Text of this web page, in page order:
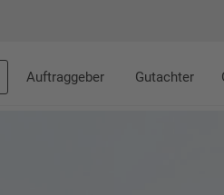
Auftraggeber Gutachter